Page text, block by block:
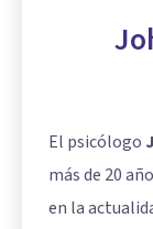
El psicólogo
más de 20
en la